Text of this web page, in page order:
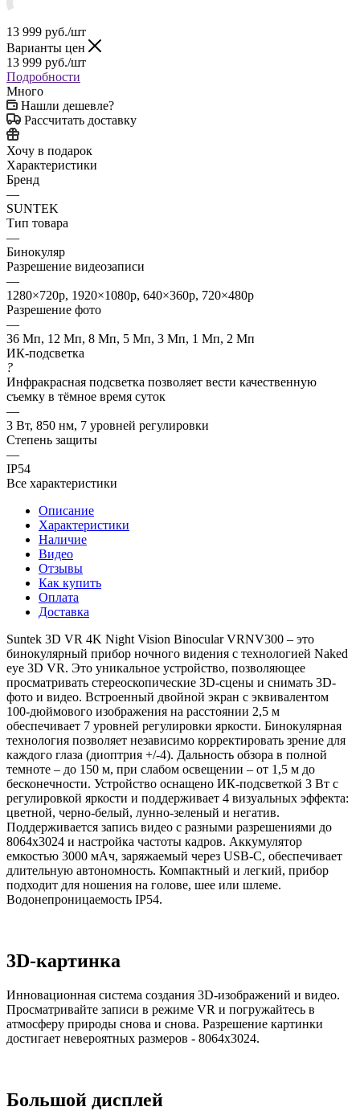
13 999 руб./шт
Варианты цен
13 999 руб./шт
Подробности
Много
Нашли дешевле?
Рассчитать доставку
Хочу в подарок
Характеристики
Бренд
—
SUNTEK
Тип товара
—
Бинокуляр
Разрешение видеозаписи
—
1280×720p, 1920×1080p, 640×360p, 720×480p
Разрешение фото
—
36 Мп, 12 Мп, 8 Мп, 5 Мп, 3 Мп, 1 Мп, 2 Мп
ИК-подсветка
?
Инфракрасная подсветка позволяет вести качественную
съемку в тёмное время суток
—
3 Вт, 850 нм, 7 уровней регулировки
Степень защиты
—
IP54
Все характеристики
Описание
Характеристики
Наличие
Видео
Отзывы
Как купить
Оплата
Доставка
Suntek 3D VR 4K Night Vision Binocular VRNV300 – это
бинокулярный прибор ночного видения с технологией Naked
eye 3D VR. Это уникальное устройство, позволяющее
просматривать стереоскопические 3D-сцены и снимать 3D-
фото и видео. Встроенный двойной экран с эквивалентом
100-дюймового изображения на расстоянии 2,5 м
обеспечивает 7 уровней регулировки яркости. Бинокулярная
технология позволяет независимо корректировать зрение для
каждого глаза (диоптрия +/-4). Дальность обзора в полной
темноте – до 150 м, при слабом освещении – от 1,5 м до
бесконечности. Устройство оснащено ИК-подсветкой 3 Вт с
регулировкой яркости и поддерживает 4 визуальных эффекта:
цветной, черно-белый, лунно-зеленый и негатив.
Поддерживается запись видео с разными разрешениями до
8064x3024 и настройка частоты кадров. Аккумулятор
емкостью 3000 мАч, заряжаемый через USB-C, обеспечивает
длительную автономность. Компактный и легкий, прибор
подходит для ношения на голове, шее или шлеме.
Водонепроницаемость IP54.
3D-картинка
Инновационная система создания 3D-изображений и видео.
Просматривайте записи в режиме VR и погружайтесь в
атмосферу природы снова и снова. Разрешение картинки
достигает невероятных размеров - 8064x3024.
Большой дисплей